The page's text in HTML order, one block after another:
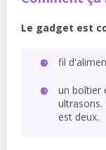
Le gadget est
fil
un boîtier
est deux.